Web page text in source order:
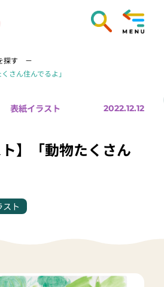
探す
さん住んでるよ」
表紙イラスト 2022.12.12
ト】「動物たくさん
スト